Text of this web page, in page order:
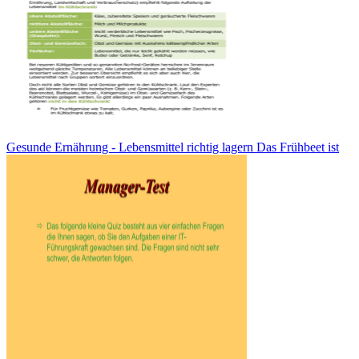
Gesunde Ernährung - Lebensmittel richtig lagern Das Frühbeet ist